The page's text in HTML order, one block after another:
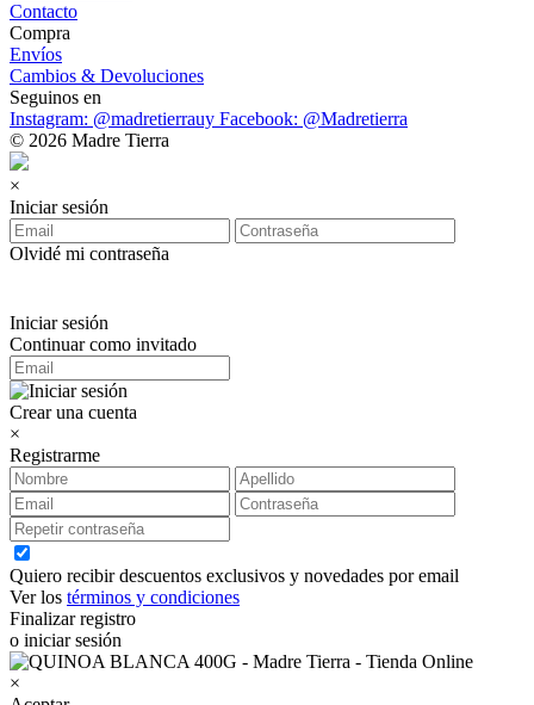
Contacto
Compra
Envíos
Cambios & Devoluciones
Seguinos en
Instagram: @madretierrauy Facebook: @Madretierra
© 2026 Madre Tierra
×
Iniciar sesión
Olvidé mi contraseña
Iniciar sesión
Continuar como invitado
Crear una cuenta
×
Registrarme
Quiero recibir descuentos exclusivos y novedades por email
Ver los términos y condiciones
Finalizar registro
o iniciar sesión
×